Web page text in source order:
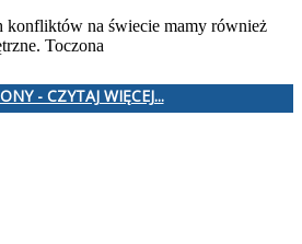
na świecie mamy również
Toczona
- CZYTAJ WIĘCEJ...